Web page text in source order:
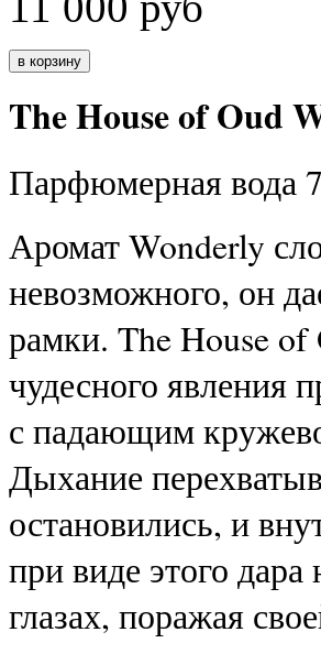
The House of Oud
Парфюмерная вода
Аромат Wonderly
невозможного, он
рамки. The House
чудесного явления
с падающим
Дыхание
остановились, и
при виде этого
глазах, поражая